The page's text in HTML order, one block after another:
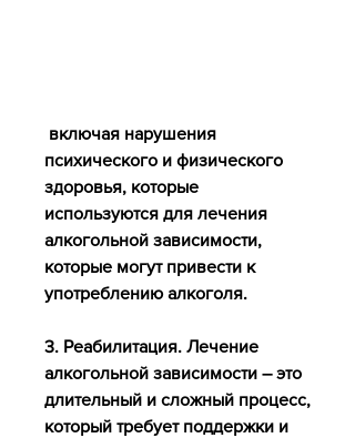
психического и физического
здоровья, которые
используются для лечения
алкогольной зависимости,
которые могут привести к
употреблению алкоголя.
3. Реабилитация. Лечение
алкогольной зависимости – это
длительный и сложный процесс,
который требует поддержки и